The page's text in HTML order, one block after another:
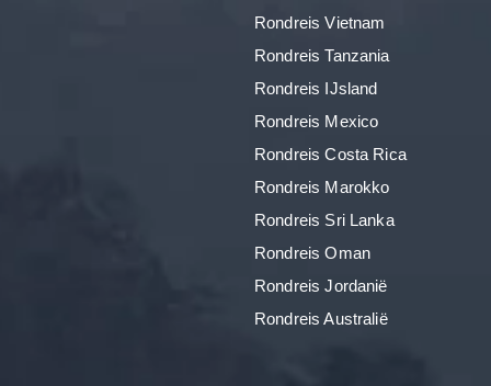
Rondreis Vietnam
Rondreis Tanzania
Rondreis IJsland
Rondreis Mexico
Rondreis Costa Rica
Rondreis Marokko
Rondreis Sri Lanka
Rondreis Oman
Rondreis Jordanië
Rondreis Australië